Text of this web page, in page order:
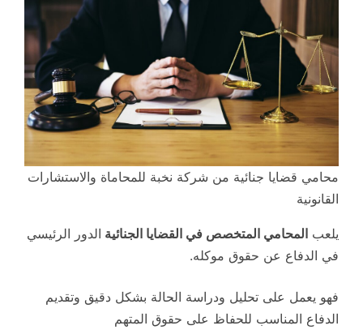
محامي قضايا جنائية من شركة نخبة للمحاماة والاستشارات
القانونية
يلعب المحامي المتخصص في القضايا الجنائية الدور الرئيسي
في الدفاع عن حقوق موكله.
فهو يعمل على تحليل ودراسة الحالة بشكل دقيق وتقديم
الدفاع المناسب للحفاظ على حقوق المتهم